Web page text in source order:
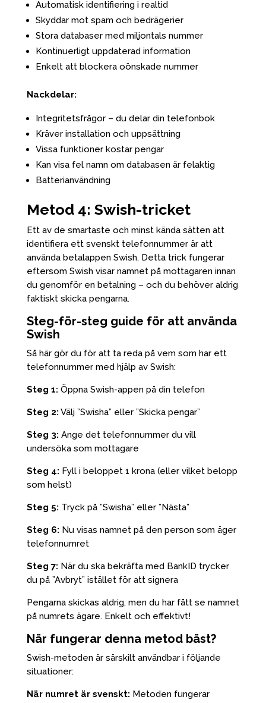
Automatisk identifiering i realtid
Skyddar mot spam och bedrägerier
Stora databaser med miljontals nummer
Kontinuerligt uppdaterad information
Enkelt att blockera oönskade nummer
Nackdelar:
Integritetsfrågor – du delar din telefonbok
Kräver installation och uppsättning
Vissa funktioner kostar pengar
Kan visa fel namn om databasen är felaktig
Batterianvändning
Metod 4: Swish-tricket
Ett av de smartaste och minst kända sätten att
identifiera ett svenskt telefonnummer är att
använda betalappen Swish. Detta trick fungerar
eftersom Swish visar namnet på mottagaren innan
du genomför en betalning – och du behöver aldrig
faktiskt skicka pengarna.
Steg-för-steg guide för att använda
Swish
Så här gör du för att ta reda på vem som har ett
telefonnummer med hjälp av Swish:
Steg 1: Öppna Swish-appen på din telefon
Steg 2: Välj ”Swisha” eller ”Skicka pengar”
Steg 3: Ange det telefonnummer du vill
undersöka som mottagare
Steg 4: Fyll i beloppet 1 krona (eller vilket belopp
som helst)
Steg 5: Tryck på ”Swisha” eller ”Nästa”
Steg 6: Nu visas namnet på den person som äger
telefonnumret
Steg 7: När du ska bekräfta med BankID trycker
du på ”Avbryt” istället för att signera
Pengarna skickas aldrig, men du har fått se namnet
på numrets ägare. Enkelt och effektivt!
När fungerar denna metod bäst?
Swish-metoden är särskilt användbar i följande
situationer:
När numret är svenskt: Metoden fungerar